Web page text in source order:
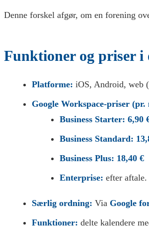
Denne forskel afgør, om en forening
Funktioner og priser i
Platforme: iOS, Android, web
Google Workspace-priser
Business Starter: 6,90
Business Standard:
Business Plus: 18,40 €
Enterprise: efter aftale.
Særlig ordning: Via Google
Funktioner: delte kalendere